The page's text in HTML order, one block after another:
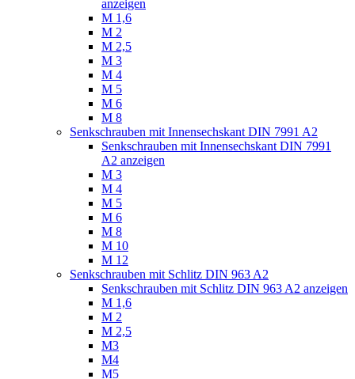
anzeigen
M 1,6
M 2
M 2,5
M 3
M 4
M 5
M 6
M 8
Senkschrauben mit Innensechskant DIN 7991 A2
Senkschrauben mit Innensechskant DIN 7991
A2 anzeigen
M 3
M 4
M 5
M 6
M 8
M 10
M 12
Senkschrauben mit Schlitz DIN 963 A2
Senkschrauben mit Schlitz DIN 963 A2 anzeigen
M 1,6
M 2
M 2,5
M3
M4
M5